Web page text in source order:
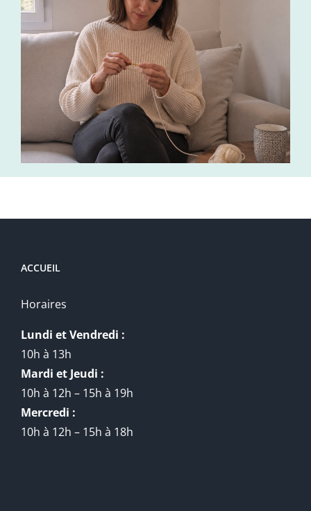
ACCUEIL
Horaires
Lundi et Vendredi :
10h à 13h
Mardi et Jeudi :
10h à 12h – 15h à 19h
Mercredi :
10h à 12h – 15h à 18h